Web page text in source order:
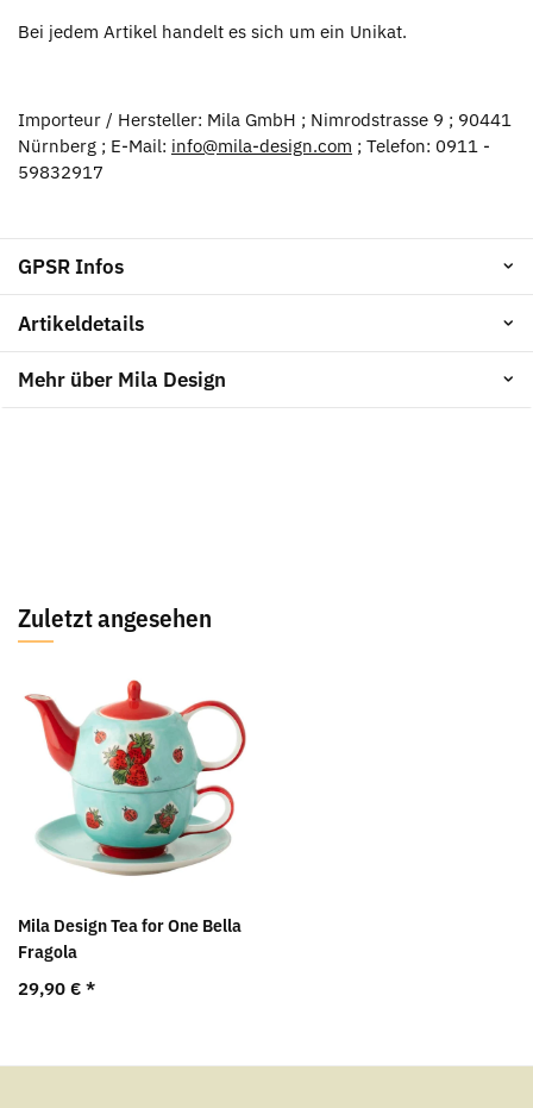
Bei jedem Artikel handelt es sich um ein Unikat.
Importeur / Hersteller: Mila GmbH ; Nimrodstrasse 9 ; 90441
Nürnberg ; E-Mail: info@mila-design.com ; Telefon: 0911 -
59832917
GPSR Infos
Artikeldetails
Mehr über Mila Design
Zuletzt angesehen
Mila Design Tea for One Bella
Fragola
29,90 € *